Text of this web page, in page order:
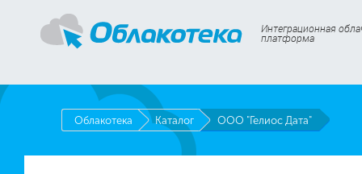
Интеграционная
платформа
Облакотека Каталог ООО "Гелиос Дата"